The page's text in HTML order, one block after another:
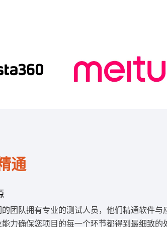
通
团队拥有专业的测试人员，他们精通软件与
能力确保您项目的每一个环节都得到最细致的